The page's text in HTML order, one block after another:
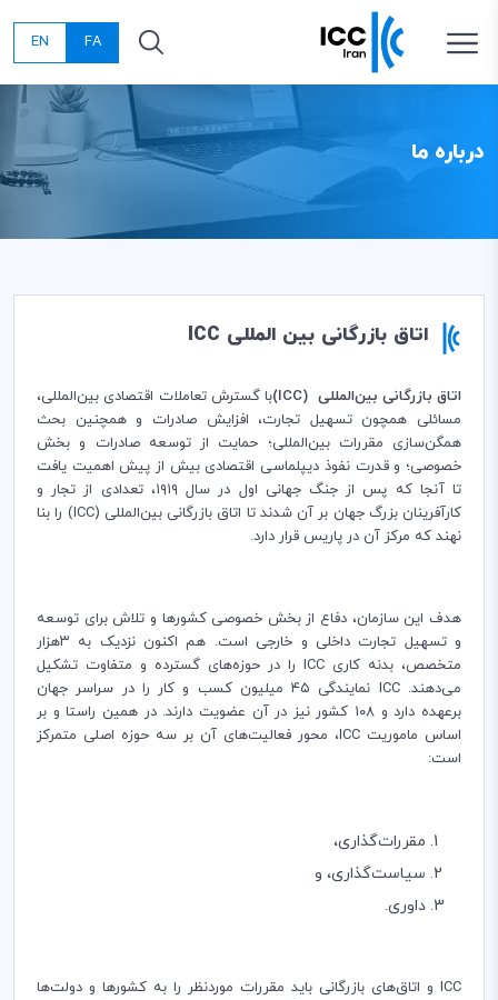
FA
EN
درباره ما
اتاق بازرگانی بین المللی ICC
اتاق بازرگانی بین‌المللی (ICC)
با گسترش تعاملات اقتصادی بین‌المللی،
مسائلی همچون تسهیل تجارت، افزایش صادرات و همچنین بحث
همگن‌سازی مقررات بین‌المللی؛ حمایت از توسعه صادرات و بخش
خصوصی؛ و قدرت نفوذ دیپلماسی اقتصادی بیش از پیش اهمیت یافت
تا آنجا که پس از جنگ جهانی اول در سال ۱۹۱۹، تعدادی از تجار و
کارآفرینان بزرگ جهان بر آن شدند تا اتاق بازرگانی بین‌المللی (ICC) را بنا
نهند که مرکز آن در پاریس قرار دارد.
هدف این سازمان، دفاع از بخش خصوصی کشورها و تلاش برای توسعه
و تسهیل تجارت داخلی و خارجی است. هم اکنون نزدیک به ۳هزار
متخصص، بدنه کاری ICC را در حوزه‌های گسترده و متفاوت تشکیل
می‌دهند. ICC نمایندگی ۴۵ میلیون کسب و کار را در سراسر جهان
برعهده دارد و ۱۰۸ کشور نیز در آن عضویت دارند. در همین راستا و بر
اساس ماموریت ICC، محور فعالیت‌های آن بر سه حوزه اصلی متمرکز
است:
مقررات‌گذاری،
سیاست‌گذاری، و
داوری.
ICC و اتاق‌های بازرگانی باید مقررات موردنظر را به کشورها و دولت‌ها